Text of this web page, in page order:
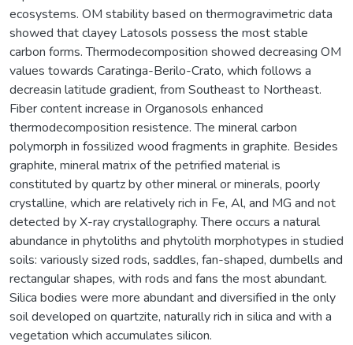
ecosystems. OM stability based on thermogravimetric data
showed that clayey Latosols possess the most stable
carbon forms. Thermodecomposition showed decreasing OM
values towards Caratinga-Berilo-Crato, which follows a
decreasin latitude gradient, from Southeast to Northeast.
Fiber content increase in Organosols enhanced
thermodecomposition resistence. The mineral carbon
polymorph in fossilized wood fragments in graphite. Besides
graphite, mineral matrix of the petrified material is
constituted by quartz by other mineral or minerals, poorly
crystalline, which are relatively rich in Fe, Al, and MG and not
detected by X-ray crystallography. There occurs a natural
abundance in phytoliths and phytolith morphotypes in studied
soils: variously sized rods, saddles, fan-shaped, dumbells and
rectangular shapes, with rods and fans the most abundant.
Silica bodies were more abundant and diversified in the only
soil developed on quartzite, naturally rich in silica and with a
vegetation which accumulates silicon.